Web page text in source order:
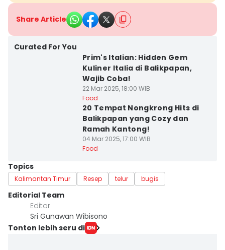
Share Article
Curated For You
Prim's Italian: Hidden Gem
Kuliner Italia di Balikpapan,
Wajib Coba!
22 Mar 2025, 18:00 WIB
Food
20 Tempat Nongkrong Hits di
Balikpapan yang Cozy dan
Ramah Kantong!
04 Mar 2025, 17:00 WIB
Food
Topics
Kalimantan Timur Resep telur bugis
Editorial Team
Editor
Sri Gunawan Wibisono
Tonton lebih seru di